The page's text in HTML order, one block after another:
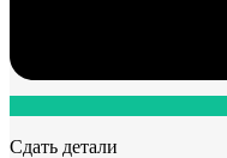
Сдать детали